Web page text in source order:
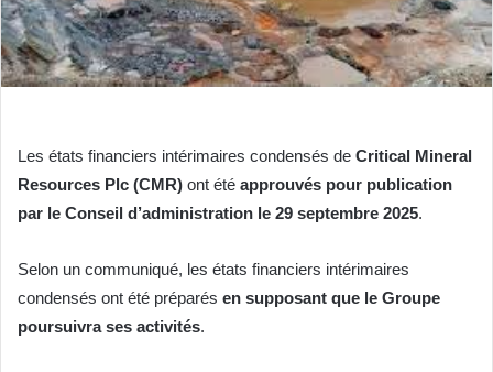
Les états financiers intérimaires condensés de Critical Mineral
Resources Plc (CMR) ont été approuvés pour publication
par le Conseil d’administration le 29 septembre 2025.
Selon un communiqué, les états financiers intérimaires
condensés ont été préparés en supposant que le Groupe
poursuivra ses activités.